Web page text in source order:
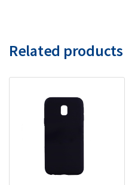
Related products